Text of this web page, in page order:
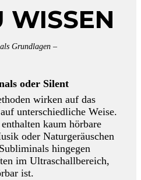
WISSEN
Grundlagen –
oder Silent
wirken auf das
unterschiedliche Weise.
enthalten kaum hörbare
oder Naturgeräuschen
hingegen
im Ultraschallbereich,
ist.